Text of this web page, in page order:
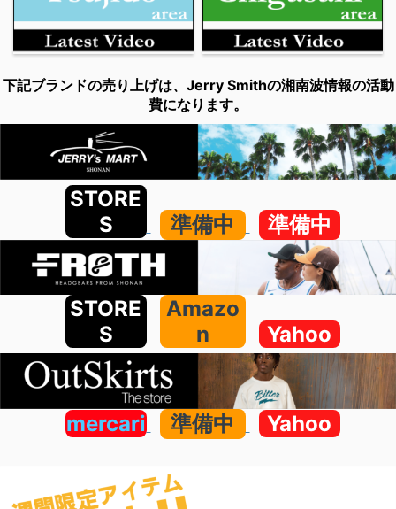
下記ブランドの売り上げは、Jerry Smithの湘南波情報の活動
費になります。
STORE
S
準備中 準備中
STORE
S
Amazo
n
Yahoo
mercari 準備中 Yahoo